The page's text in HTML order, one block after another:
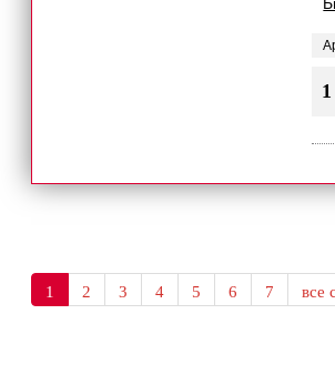
1 2 3 4 5 6 7 все